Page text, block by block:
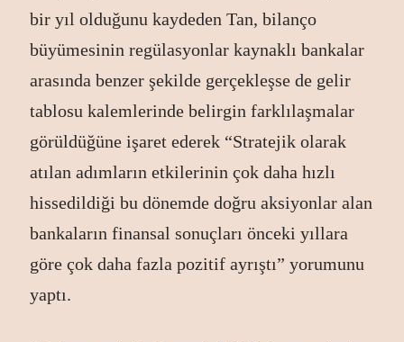
bir yıl olduğunu kaydeden Tan, bilanço
büyümesinin regülasyonlar kaynaklı bankalar
arasında benzer şekilde gerçekleşse de gelir
tablosu kalemlerinde belirgin farklılaşmalar
görüldüğüne işaret ederek “Stratejik olarak
atılan adımların etkilerinin çok daha hızlı
hissedildiği bu dönemde doğru aksiyonlar alan
bankaların finansal sonuçları önceki yıllara
göre çok daha fazla pozitif ayrıştı” yorumunu
yaptı.